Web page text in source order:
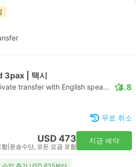
3pax | 택시
Daytrip private transfer with English speaking driver 4.8
무료 취소
USD 473
함 운송수단, 모든 요금 포함
지금 예약